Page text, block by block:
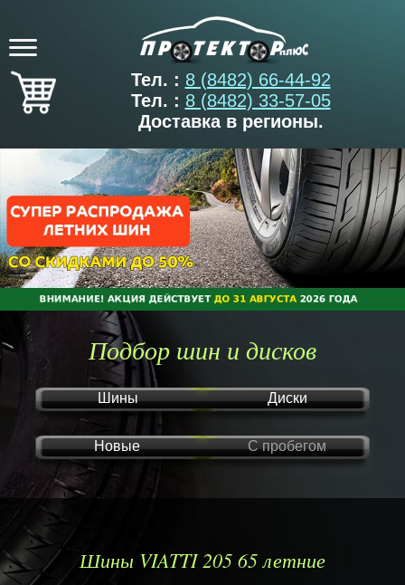
Тел. : 8 (8482) 66-44-92
Тел. : 8 (8482) 33-57-05
Доставка в регионы.
Подбор шин и дисков
Шины Диски
Новые С пробегом
Шины VIATTI 205 65 летние